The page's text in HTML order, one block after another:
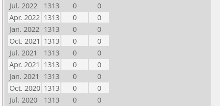
Jul. 2022
1313 0
0
Apr. 2022 1313 0
0
Jan. 2022 1313 0
0
Oct. 2021 1313 0
0
Jul. 2021
1313 0
0
Apr. 2021 1313 0
0
Jan. 2021 1313 0
0
Oct. 2020 1313 0
0
Jul. 2020
1313 0
0